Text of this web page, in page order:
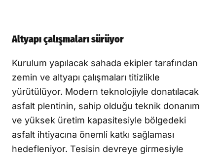
Altyapı çalışmaları sürüyor
Kurulum yapılacak sahada ekipler tarafından
zemin ve altyapı çalışmaları titizlikle
yürütülüyor. Modern teknolojiyle donatılacak
asfalt plentinin, sahip olduğu teknik donanım
ve yüksek üretim kapasitesiyle bölgedeki
asfalt ihtiyacına önemli katkı sağlaması
hedefleniyor. Tesisin devreye girmesiyle